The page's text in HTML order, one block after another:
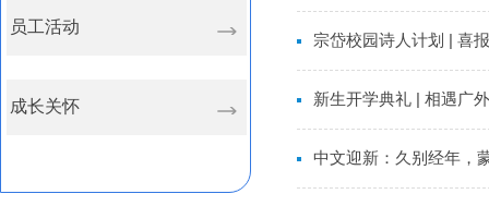
员工活动
成长关怀
宗岱校园诗人计划 | 喜
新生开学典礼 | 相遇广
中文迎新：久别经年，